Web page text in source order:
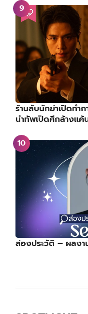
ร้านลับนักฆ่าเปิดทำ
นำทัพเปิดศึกล้างแ
ส่องประวัติ – ผลง